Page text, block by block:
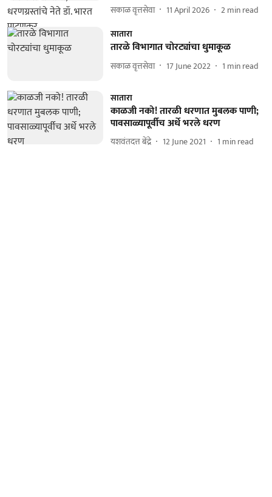
सकाळ वृत्तसेवा 11 April 2026 2min read
सातारा
तारळे विभागात चोरट्यांचा धुमाकूळ
सकाळ वृत्तसेवा 17 June 2022 1 min read
सातारा
काळजी नको! तारळी धरणात मुबलक पाणी;
पावसाळ्यापूर्वीच अर्धे भरले धरण
यशवंतदत्त बेंद्रे 12 June 2021 1 min read